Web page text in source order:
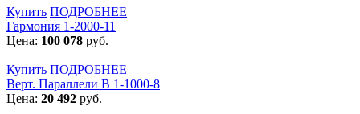
Купить ПОДРОБНЕЕ
Гармония 1-2000-11
Цена: 100 078 руб.
Купить ПОДРОБНЕЕ
Верт. Параллели В 1-1000-8
Цена: 20 492 руб.